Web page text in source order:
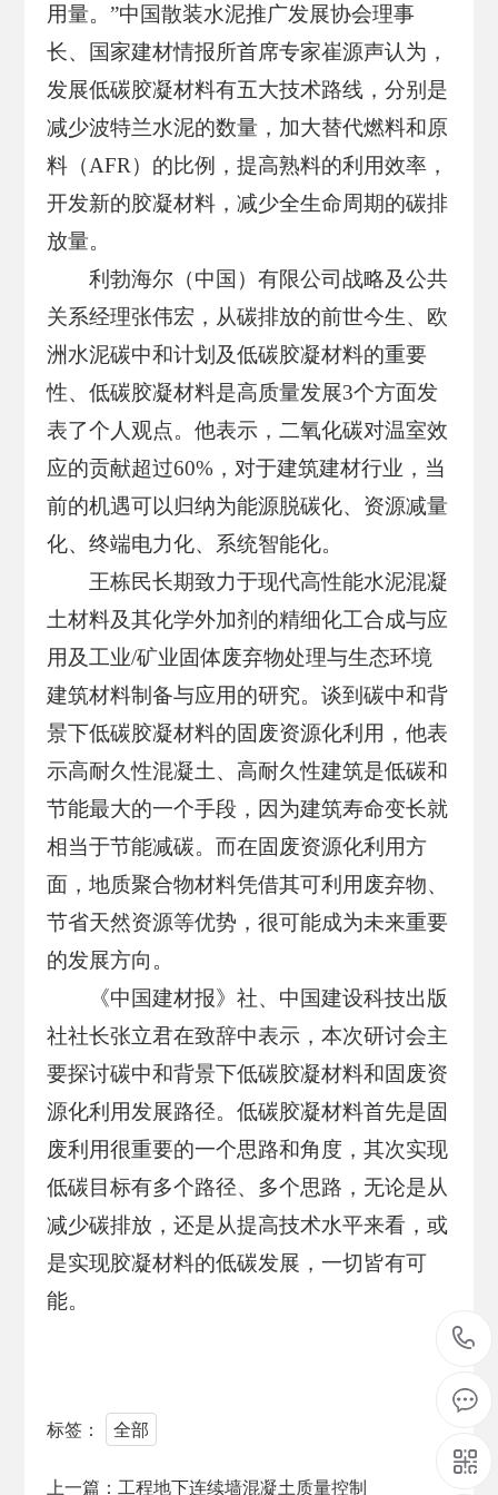
用量。”中国散装水泥推广发展协会理事
长、国家建材情报所首席专家崔源声认为，
发展低碳胶凝材料有五大技术路线，分别是
减少波特兰水泥的数量，加大替代燃料和原
料（AFR）的比例，提高熟料的利用效率，
开发新的胶凝材料，减少全生命周期的碳排
放量。
利勃海尔（中国）有限公司战略及公共
关系经理张伟宏，从碳排放的前世今生、欧
洲水泥碳中和计划及低碳胶凝材料的重要
性、低碳胶凝材料是高质量发展3个方面发
表了个人观点。他表示，二氧化碳对温室效
应的贡献超过60%，对于建筑建材行业，当
前的机遇可以归纳为能源脱碳化、资源减量
化、终端电力化、系统智能化。
王栋民长期致力于现代高性能水泥混凝
土材料及其化学外加剂的精细化工合成与应
用及工业/矿业固体废弃物处理与生态环境
建筑材料制备与应用的研究。谈到碳中和背
景下低碳胶凝材料的固废资源化利用，他表
示高耐久性混凝土、高耐久性建筑是低碳和
节能最大的一个手段，因为建筑寿命变长就
相当于节能减碳。而在固废资源化利用方
面，地质聚合物材料凭借其可利用废弃物、
节省天然资源等优势，很可能成为未来重要
的发展方向。
《中国建材报》社、中国建设科技出版
社社长张立君在致辞中表示，本次研讨会主
要探讨碳中和背景下低碳胶凝材料和固废资
源化利用发展路径。低碳胶凝材料首先是固
废利用很重要的一个思路和角度，其次实现
低碳目标有多个路径、多个思路，无论是从
减少碳排放，还是从提高技术水平来看，或
是实现胶凝材料的低碳发展，一切皆有可
能。
标签： 全部
上一篇：工程地下连续墙混凝土质量控制